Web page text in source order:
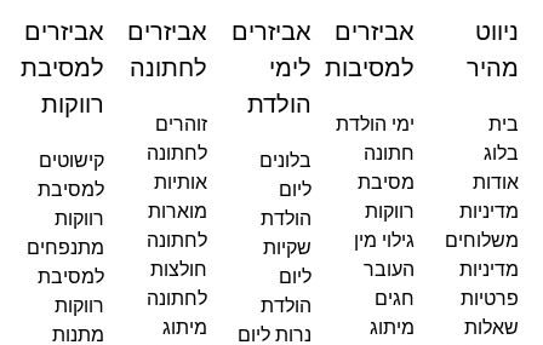
ניווט
מהיר
בית
בלוג
אודות
מדיניות
משלוחים
מדיניות
פרטיות
שאלות
אביזרים
למסיבות
ימי הולדת
חתונה
מסיבת
רווקות
גילוי מין
העובר
חגים
מיתוג
אביזרים
לימי
הולדת
בלונים
ליום
הולדת
שקיות
ליום
הולדת
נרות ליום
אביזרים
לחתונה
זוהרים
לחתונה
אותיות
מוארות
לחתונה
חולצות
לחתונה
מיתוג
אביזרים
למסיבת
רווקות
קישוטים
למסיבת
רווקות
מתנפחים
למסיבת
רווקות
מתנות